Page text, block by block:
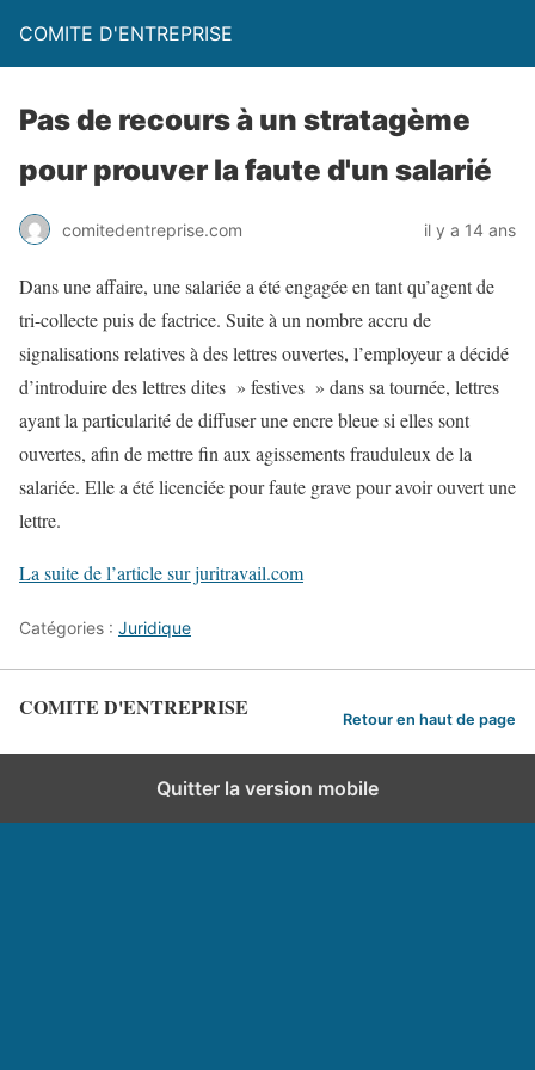
COMITE D'ENTREPRISE
Pas de recours à un stratagème
pour prouver la faute d'un salarié
comitedentreprise.com il y a 14 ans
Dans une affaire, une salariée a été engagée en tant qu’agent de
tri-collecte puis de factrice. Suite à un nombre accru de
signalisations relatives à des lettres ouvertes, l’employeur a décidé
d’introduire des lettres dites » festives » dans sa tournée, lettres
ayant la particularité de diffuser une encre bleue si elles sont
ouvertes, afin de mettre fin aux agissements frauduleux de la
salariée. Elle a été licenciée pour faute grave pour avoir ouvert une
lettre.
La suite de l’article sur juritravail.com
Catégories : Juridique
COMITE D'ENTREPRISE Retour en haut de page
Quitter la version mobile